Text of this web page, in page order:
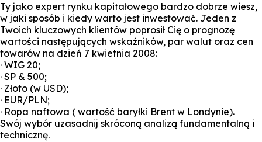
Ty jako expert rynku kapitałowego bardzo dobrze wiesz,
w jaki sposób i kiedy warto jest inwestować. Jeden z
Twoich kluczowych klientów poprosił Cię o prognozę
wartości następujących wskaźników, par walut oraz cen
towarów na dzień 7 kwietnia 2008:
· WIG 20;
· SP & 500;
· Złoto (w USD);
· EUR/PLN;
· Ropa naftowa ( wartość baryłki Brent w Londynie).
Swój wybór uzasadnij skróconą analizą fundamentalną i
technicznę.